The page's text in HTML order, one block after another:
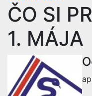
ČO SI
1. MÁJA